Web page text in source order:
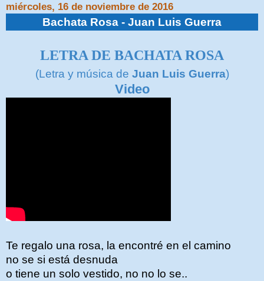
miércoles, 16 de noviembre de 2016
Bachata Rosa - Juan Luis Guerra
LETRA DE BACHATA ROSA
(Letra y música de Juan Luis Guerra)
Video
Te regalo una rosa, la encontré en el camino
no se si está desnuda
o tiene un solo vestido, no no lo se..